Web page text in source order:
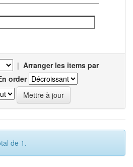
| Arranger les items par
order
de 1.